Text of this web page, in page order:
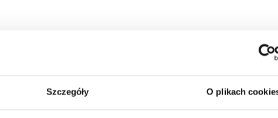
Szczegóły O plikach